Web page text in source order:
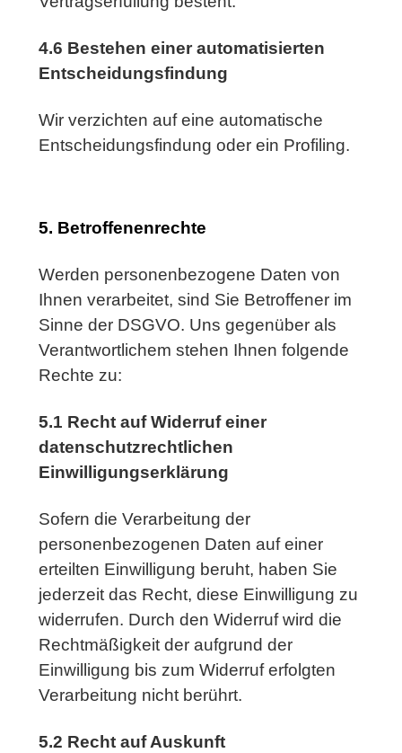
4.6 Bestehen einer automatisierten
Entscheidungsfindung
Wir verzichten auf eine automatische
Entscheidungsfindung oder ein Profiling.
5. Betroffenenrechte
Werden personenbezogene Daten von
Ihnen verarbeitet, sind Sie Betroffener im
Sinne der DSGVO. Uns gegenüber als
Verantwortlichem stehen Ihnen folgende
Rechte zu:
5.1 Recht auf Widerruf einer
datenschutzrechtlichen
Einwilligungserklärung
Sofern die Verarbeitung der
personenbezogenen Daten auf einer
erteilten Einwilligung beruht, haben Sie
jederzeit das Recht, diese Einwilligung zu
widerrufen. Durch den Widerruf wird die
Rechtmäßigkeit der aufgrund der
Einwilligung bis zum Widerruf erfolgten
Verarbeitung nicht berührt.
5.2 Recht auf Auskunft